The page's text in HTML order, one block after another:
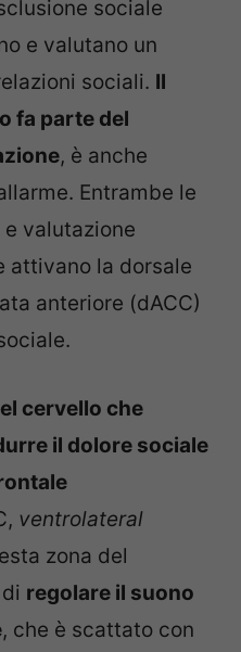
sociale
e valutano un
sociali. Il
fa parte del
, è anche
Entrambe le
valutazione
attivano la dorsale
anteriore (dACC)
cervello che
il dolore sociale
ventrolateral
zona del
regolare il suono
, che è scattato con